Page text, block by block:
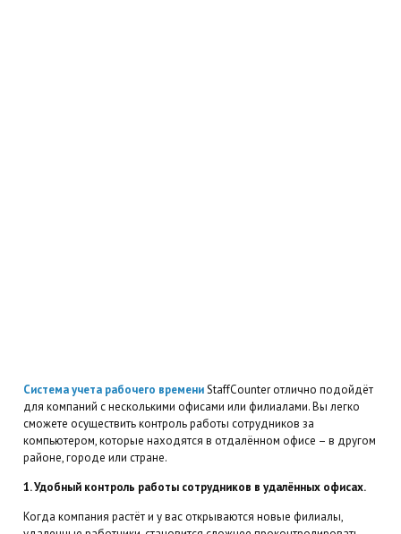
Система учета рабочего времениStaffCounter отлично подойдёт
для компаний с несколькими офисами или филиалами. Вы легко
сможете осуществить контроль работы сотрудников за
компьютером, которые находятся в отдалённом офисе – в другом
районе, городе или стране.
1. Удобный контроль работы сотрудников в удалённых офисах.
Когда компания растёт и у вас открываются новые филиалы,